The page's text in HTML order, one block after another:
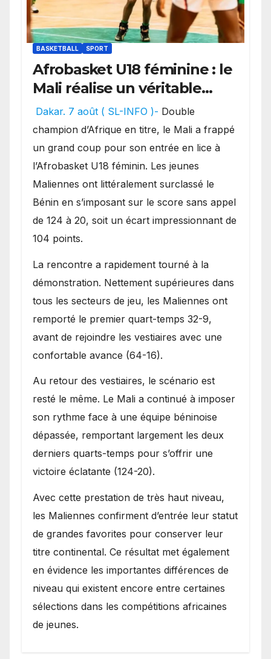
BASKETBALL SPORT
Afrobasket U18 féminine : le
Mali réalise un véritable
festival offensif et inflige
une lourde défaite au
Bénin.
Dakar. 7 août ( SL-INFO )- Double
champion d’Afrique en titre, le Mali a frappé
un grand coup pour son entrée en lice à
l’Afrobasket U18 féminin. Les jeunes
Maliennes ont littéralement surclassé le
Bénin en s’imposant sur le score sans appel
de 124 à 20, soit un écart impressionnant de
104 points.
La rencontre a rapidement tourné à la
démonstration. Nettement supérieures dans
tous les secteurs de jeu, les Maliennes ont
remporté le premier quart-temps 32-9,
avant de rejoindre les vestiaires avec une
confortable avance (64-16).
Au retour des vestiaires, le scénario est
resté le même. Le Mali a continué à imposer
son rythme face à une équipe béninoise
dépassée, remportant largement les deux
derniers quarts-temps pour s’offrir une
victoire éclatante (124-20).
Avec cette prestation de très haut niveau,
les Maliennes confirment d’entrée leur statut
de grandes favorites pour conserver leur
titre continental. Ce résultat met également
en évidence les importantes différences de
niveau qui existent encore entre certaines
sélections dans les compétitions africaines
de jeunes.